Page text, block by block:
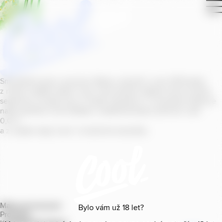
Bylo vám už 18 let?
Smícháním piva s ovocnou šťávou vytvořil v roce
z našich sládků
segmentu na bázi piva v České republice. V současné době se
naše portfolio Cool skládá z nealkoholických příchutí s alk.
0
a z nealko řady Cool+ s funkčními benefity.
Mapa provozoven
Produkty